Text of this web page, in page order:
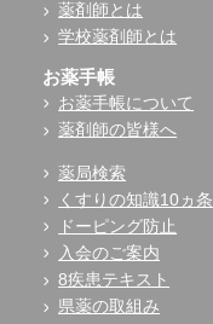
薬剤師とは
学校薬剤師とは
お薬手帳
お薬手帳について
薬剤師の皆様へ
薬局検索
くすりの知識10ヵ条
ドーピング防止
入会のご案内
8疾患テキスト
県薬の取組み